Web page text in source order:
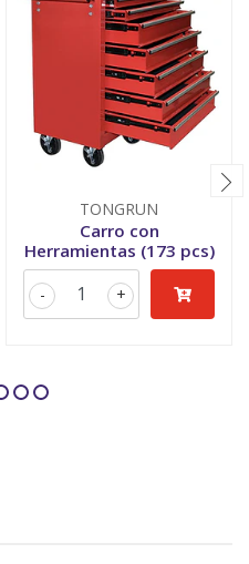
TONGRUN
Carro con
Herramientas (173 pcs)
+
-